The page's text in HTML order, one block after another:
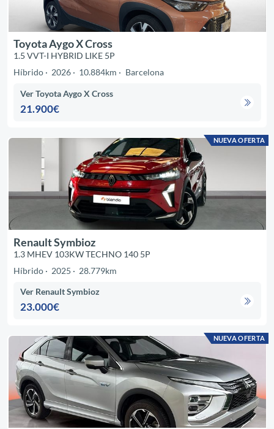
Toyota Aygo X Cross
1.5 VVT-I HYBRID LIKE 5P
Híbrido
2026 10.884km Barcelona
Ver Toyota Aygo X Cross
21.900€
NUEVA OFERTA
Renault Symbioz
1.3 MHEV 103KW TECHNO 140 5P
Híbrido
2025 28.779km
Ver Renault Symbioz
23.000€
NUEVA OFERTA